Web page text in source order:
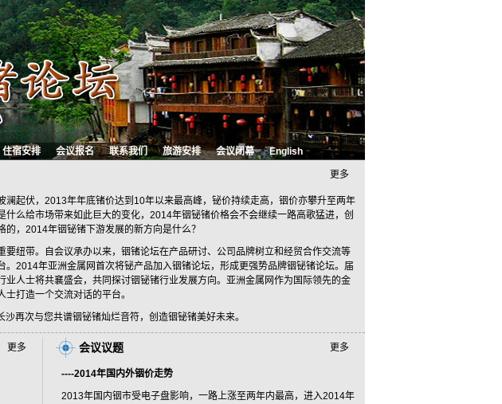
住宿安排 会议报名 联系我们 旅游安排 会议闭幕 English
更多
起伏，2013年年底锗价达到10年以来最高峰，铋价持续走高，铟价亦攀升至两年
么给市场带来如此巨大的变化，2014年铟铋锗价格会不会继续一路高歌猛进，创
，2014年铟铋锗下游发展的新方向是什么？
纽带。自会议承办以来，铟锗论坛在产品研讨、公司品牌树立和经贸合作交流等
2014年亚洲金属网首次将铋产品加入铟锗论坛，形成更强势品牌铟铋锗论坛。届
人士将共襄盛会，共同探讨铟铋锗行业发展方向。亚洲金属网作为国际领先的金
打造一个交流对话的平台。
再次与您共谱铟铋锗灿烂音符，创造铟铋锗美好未来。
更多 会议议题 更多
----2014年国内外铟价走势
2013年国内铟市受电子盘影响，一路上涨至两年内最高，进入2014年